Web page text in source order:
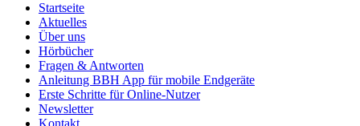
Startseite
Aktuelles
Über uns
Hörbücher
Fragen & Antworten
Anleitung BBH App für mobile Endgeräte
Erste Schritte für Online-Nutzer
Newsletter
Kontakt